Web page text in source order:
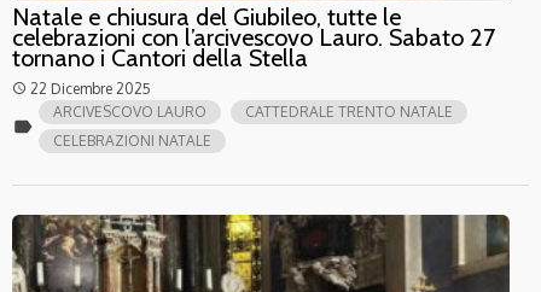
Natale e chiusura del Giubileo, tutte le
celebrazioni con l’arcivescovo Lauro. Sabato 27
tornano i Cantori della Stella
access_time 22 Dicembre 2025
label
ARCIVESCOVO LAURO
CATTEDRALE TRENTO NATALE
CELEBRAZIONI NATALE